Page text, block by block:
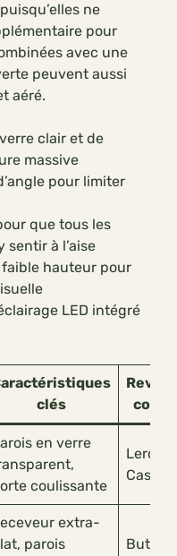
ne
pour
avec une
peuvent aussi
aéré.
clair et de
massive
pour limiter
que tous les
sentir à l’aise
hauteur pour
LED intégré
clés
en verre
coulissante
Leroy
extra-
parois
But,